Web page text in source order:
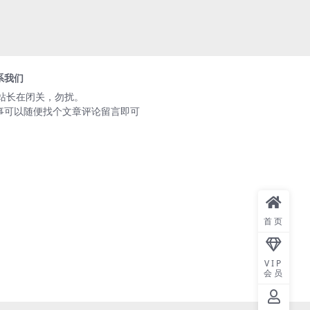
我们
在闭关，勿扰。
可以随便找个文章评论留言即可
首页
VIP
会员